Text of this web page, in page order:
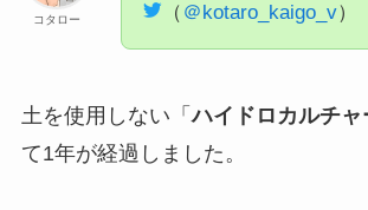
コタロー
（ ＠kotaro_kaigo_v）
土を使用しない「ハイドロカルチャ
て1年が経過しました。